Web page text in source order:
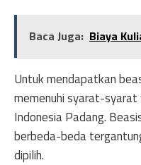
Baca Juga: Biaya
Untuk mendapatkan
memenuhi syarat-
Indonesia Padang.
berbeda-beda
dipilih.